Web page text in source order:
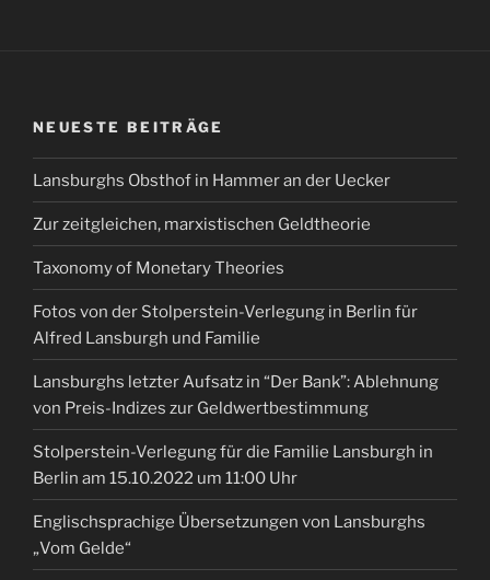
NEUESTE BEITRÄGE
Lansburghs Obsthof in Hammer an der Uecker
Zur zeitgleichen, marxistischen Geldtheorie
Taxonomy of Monetary Theories
Fotos von der Stolperstein-Verlegung in Berlin für
Alfred Lansburgh und Familie
Lansburghs letzter Aufsatz in “Der Bank”: Ablehnung
von Preis-Indizes zur Geldwertbestimmung
Stolperstein-Verlegung für die Familie Lansburgh in
Berlin am 15.10.2022 um 11:00 Uhr
Englischsprachige Übersetzungen von Lansburghs
„Vom Gelde“